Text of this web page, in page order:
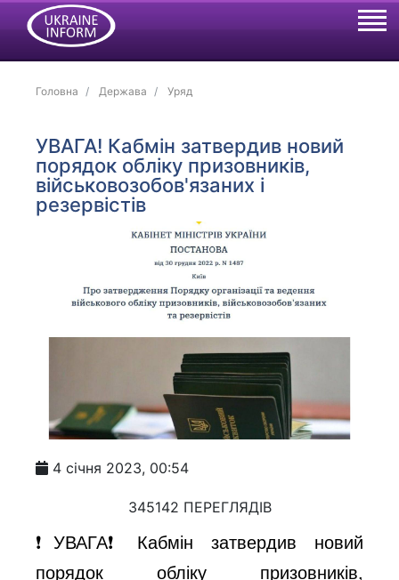
Головна Держава Уряд
УВАГА! Кабмін затвердив новий
порядок обліку призовників,
військовозобов'язаних і
резервістів
4 січня 2023, 00:54
345142 ПЕРЕГЛЯДІВ
❗️УВАГА❗️Кабмін затвердив новий
порядок обліку призовників,